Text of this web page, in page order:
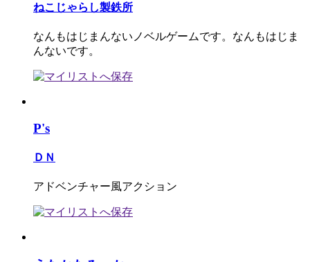
ねこじゃらし製鉄所
なんもはじまんないノベルゲームです。なんもはじま
んないです。
P's
ＤＮ
アドベンチャー風アクション